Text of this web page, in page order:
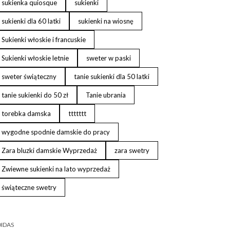
sukienka quiosque sukienki
sukienki dla 60 latki sukienki na wiosnę
Sukienki włoskie i francuskie
Sukienki włoskie letnie sweter w paski
sweter świąteczny tanie sukienki dla 50 latki
tanie sukienki do 50 zł Tanie ubrania
torebka damska ttttttt
wygodne spodnie damskie do pracy
Zara bluzki damskie Wyprzedaż zara swetry
Zwiewne sukienki na lato wyprzedaż
świąteczne swetry